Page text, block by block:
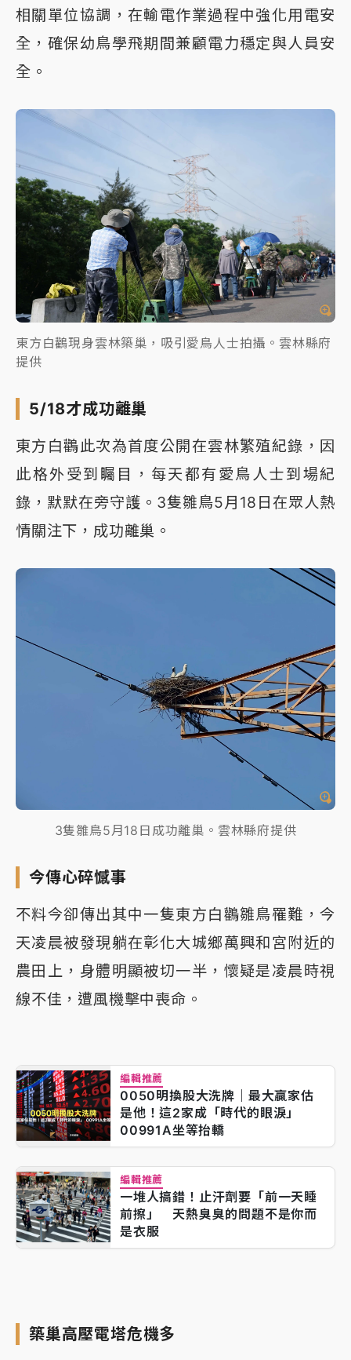
相關單位協調，在輸電作業過程中強化用電安
全，確保幼鳥學飛期間兼顧電力穩定與人員安
全。
東方白鸛現身雲林築巢，吸引愛鳥人士拍攝。雲林縣府
提供
5/18才成功離巢
東方白鸛此次為首度公開在雲林繁殖紀錄，因
此格外受到矚目，每天都有愛鳥人士到場紀
錄，默默在旁守護。3隻雛鳥5月18日在眾人熱
情關注下，成功離巢。
3隻雛鳥5月18日成功離巢。雲林縣府提供
今傳心碎憾事
不料今卻傳出其中一隻東方白鸛雛鳥罹難，今
天凌晨被發現躺在彰化大城鄉萬興和宮附近的
農田上，身體明顯被切一半，懷疑是凌晨時視
線不佳，遭風機擊中喪命。
編輯推薦
0050明換股大洗牌｜最大贏家估
是他！這2家成「時代的眼淚」
00991A坐等抬轎
編輯推薦
一堆人搞錯！止汗劑要「前一天睡
前擦」 天熱臭臭的問題不是你而
是衣服
築巢高壓電塔危機多